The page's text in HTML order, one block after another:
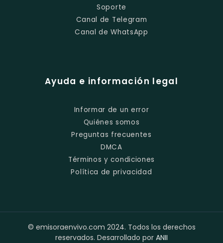
Soporte
Canal de Telegram
Canal de WhatsApp
Ayuda e información legal
Informar de un error
Quiénes somos
Preguntas frecuentes
DMCA
Términos y condiciones
Política de privacidad
© emisoraenvivo.com 2024. Todos los derechos
reservados. Desarrollado por ANII